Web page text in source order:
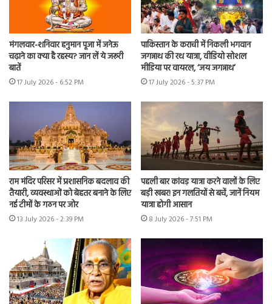
मंगलवार-शनिवार हनुमान पूजा में जनेऊ
चढ़ाने का क्या है रहस्य? जान लें ये जरूरी
बातें
17 July 2026 - 6:52 PM
पाकिस्तान के कराची में निकली भगवान
जगन्नाथ की रथ यात्रा, वीडियो सोशल
मीडिया पर वायरल, ‘जय जगन्नाथ’
17 July 2026 - 5:37 PM
राम मंदिर परिसर में प्रशासनिक बदलाव की
तैयारी, व्यवस्थाओं को बेहतर बनाने के लिए
नई टीमों के गठन पर जोर
13 July 2026 - 2:39 PM
पहली बार कांवड़ यात्रा करने वालों के लिए
बड़ी खबर! इन गलतियों से बचें, जानें नियम
यात्रा होगी आसान
8 July 2026 - 7:51 PM